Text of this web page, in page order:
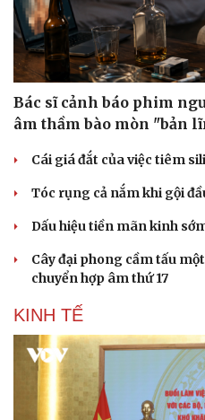
Bác sĩ cảnh báo phim
âm thầm bào mòn "bản
Cái giá đắt của việc tiêm
Tóc rụng cả nắm khi gội
Dấu hiệu tiền mãn kinh
Cây đại phong cầm tấu
chuyển hợp âm thứ 17
KINH TẾ